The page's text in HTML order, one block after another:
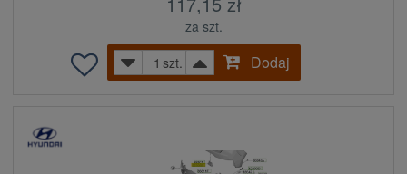
za szt.
szt.
Dodaj